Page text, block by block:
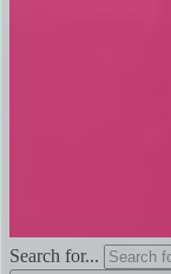
Search for...